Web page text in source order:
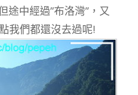
途中經過”布洛灣”，又
我們都還沒去過呢!